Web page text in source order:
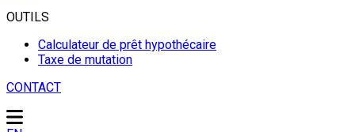
OUTILS
Calculateur de prêt hypothécaire
Taxe de mutation
CONTACT